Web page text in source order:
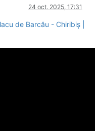
24 oct. 2025, 17:31
de Barcău - Chiribiș |